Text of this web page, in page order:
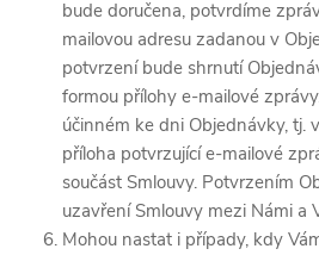
bude doručena, potvrdíme
mailovou adresu zadanou v
potvrzení bude shrnutí
formou přílohy e-mailové
účinném ke dni Objednávky, tj.
příloha potvrzující e-mailové
součást Smlouvy. Potvrzením
uzavření Smlouvy mezi Námi a
Mohou nastat i případy, kdy